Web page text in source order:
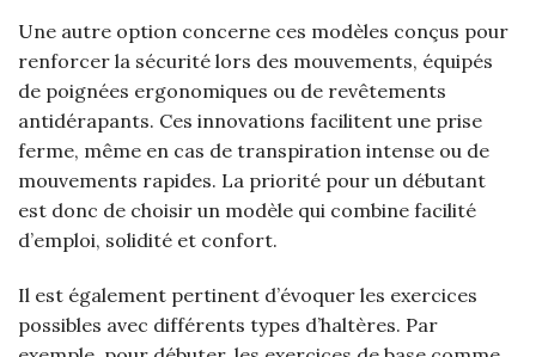
Une autre option concerne ces modèles conçus pour
renforcer la sécurité lors des mouvements, équipés
de poignées ergonomiques ou de revêtements
antidérapants. Ces innovations facilitent une prise
ferme, même en cas de transpiration intense ou de
mouvements rapides. La priorité pour un débutant
est donc de choisir un modèle qui combine facilité
d’emploi, solidité et confort.
Il est également pertinent d’évoquer les exercices
possibles avec différents types d’haltères. Par